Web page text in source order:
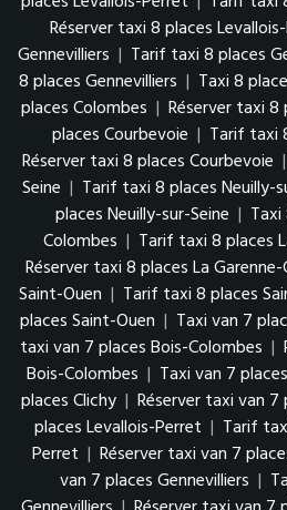
Réserver taxi 8 places
Gennevilliers | Tarif taxi 8 places
8 places Gennevilliers | Taxi 8
places Colombes | Réserver taxi 8
places Courbevoie | Tarif taxi
Réserver taxi 8 places Courbevoie |
Seine | Tarif taxi 8 places Neuilly-
places Neuilly-sur-Seine |
Colombes | Tarif taxi 8 places
Réserver taxi 8 places La
Saint-Ouen | Tarif taxi 8 places
places Saint-Ouen | Taxi van 7
taxi van 7 places Bois-Colombes |
Bois-Colombes | Taxi van 7
places Clichy | Réserver taxi van 7
places Levallois-Perret | Tarif
Perret | Réserver taxi van 7
van 7 places Gennevilliers |